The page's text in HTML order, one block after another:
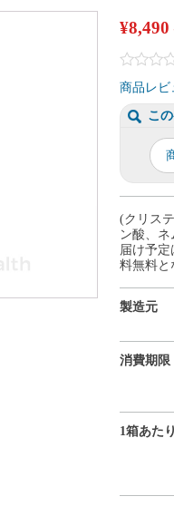
¥8,490
商品レビ
こ
(クリス
ン酸、
届け予定
料無料と
製造元
消費期限
1箱あた